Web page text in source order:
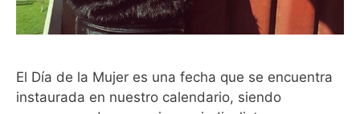
El Día de la Mujer es una fecha que se encuentra
instaurada en nuestro calendario, siendo